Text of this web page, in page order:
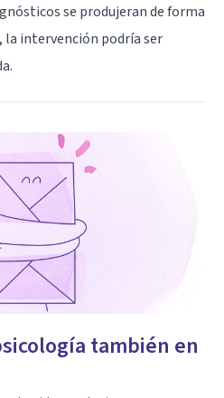
se produjeran de forma
la intervención podría ser
también en